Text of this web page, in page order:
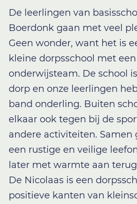
De leerlingen van
Boerdonk gaan met veel
Geen wonder, want het is
kleine dorpsschool met
onderwijsteam. De school
dorp en onze leerlingen
band onderling. Buiten
elkaar ook tegen bij de
andere activiteiten. Samen
een rustige en veilige
later met warmte aan
De Nicolaas is een
positieve kanten van